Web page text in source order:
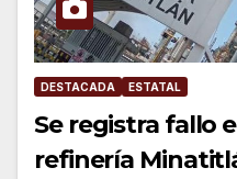
DESTACADA ESTATAL
Se registra fallo
refinería